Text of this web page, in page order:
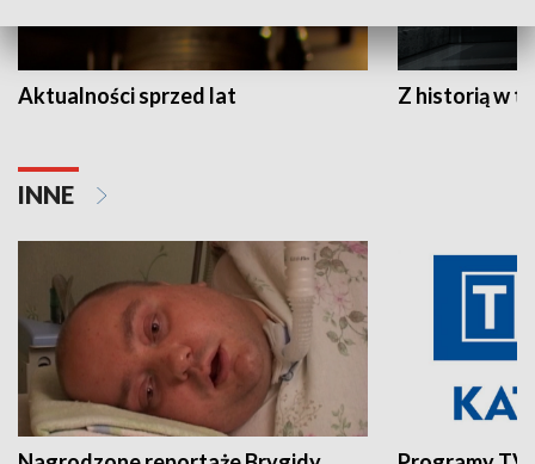
Aktualności sprzed lat Z historią w
INNE